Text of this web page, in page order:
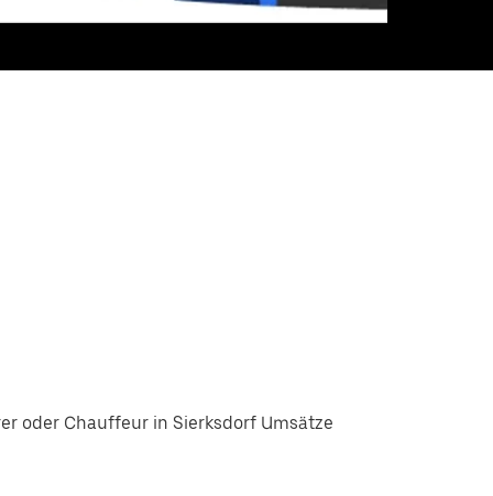
oder Chauffeur in Sierksdorf Umsätze